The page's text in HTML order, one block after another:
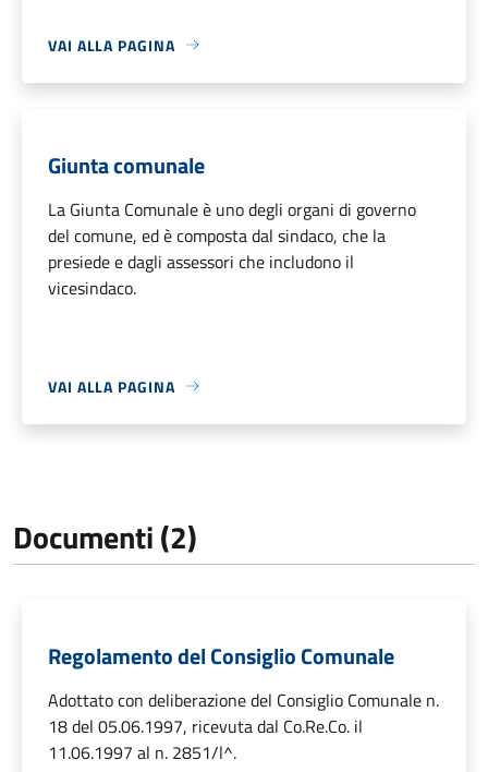
VAI ALLA PAGINA
Giunta comunale
La Giunta Comunale è uno degli organi di governo
del comune, ed è composta dal sindaco, che la
presiede e dagli assessori che includono il
vicesindaco.
VAI ALLA PAGINA
Documenti (2)
Regolamento del Consiglio Comunale
Adottato con deliberazione del Consiglio Comunale n.
18 del 05.06.1997, ricevuta dal Co.Re.Co. il
11.06.1997 al n. 2851/l^.